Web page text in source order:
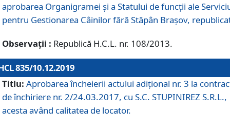
aprobarea Organigramei şi a Statului de funcții ale
pentru Gestionarea Câinilor fără Stăpân Brașov,
Observații : Republică H.C.L. nr. 108/2013.
835/10.12.2019
Titlu: Aprobarea încheierii actului adițional nr. 3 la
de închiriere nr. 2/24.03.2017, cu S.C. STUPINIREZ S.R.L.,
acesta având calitatea de locator.